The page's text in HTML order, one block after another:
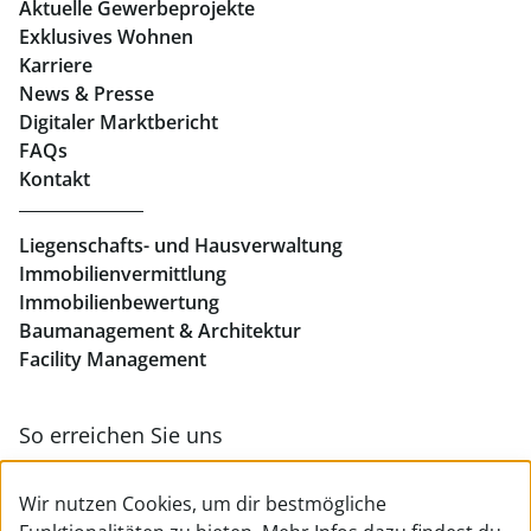
Immobilien in Linz
Eigentumswohnungen Linz
Büros mieten Linz
Geschäftslokale mieten Linz
Aktuelle Gewerbeprojekte
Exklusives Wohnen
Karriere
News & Presse
Digitaler Marktbericht
FAQs
Kontakt
Liegenschafts- und Hausverwaltung
Immobilienvermittlung
Immobilienbewertung
Baumanagement & Architektur
Facility Management
So erreichen Sie uns
Wir nutzen Cookies, um dir bestmögliche